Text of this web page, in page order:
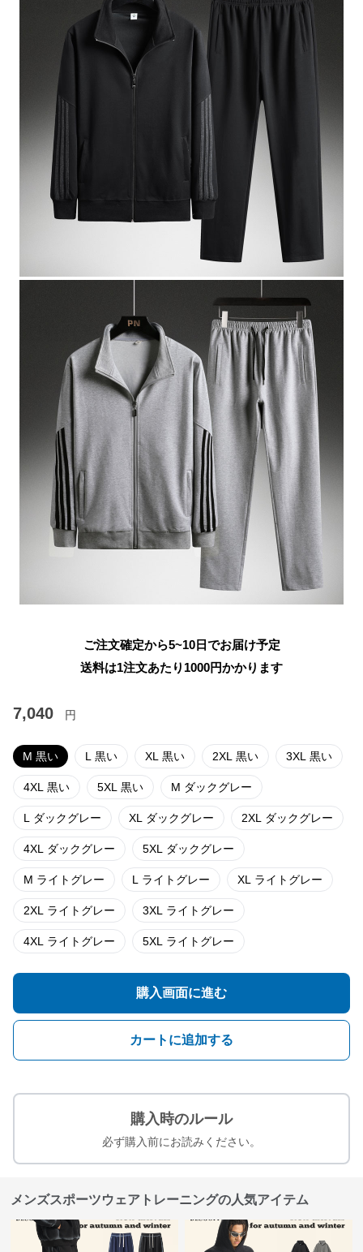
ご注文確定から5~10日でお届け予定
送料は1注文あたり 1000円かかります
7,040 円
M 黒い L 黒い XL 黒い 2XL 黒い 3XL 黒い
4XL 黒い 5XL 黒い M ダックグレー
L ダックグレー XL ダックグレー 2XL ダックグレー
4XL ダックグレー 5XL ダックグレー
M ライトグレー L ライトグレー XL ライトグレー
2XL ライトグレー 3XL ライトグレー
4XL ライトグレー 5XL ライトグレー
購入画面に進む
カートに追加する
購入時のルール
必ず購入前にお読みください。
メンズスポーツウェアトレーニングの人気アイテム